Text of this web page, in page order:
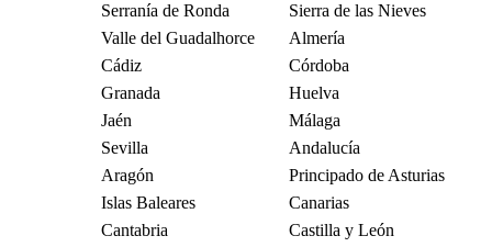
Serranía de Ronda
Sierra de las Nieves
Valle del Guadalhorce
Almería
Cádiz
Córdoba
Granada
Huelva
Jaén
Málaga
Sevilla
Andalucía
Aragón
Principado de Asturias
Islas Baleares
Canarias
Cantabria
Castilla y León